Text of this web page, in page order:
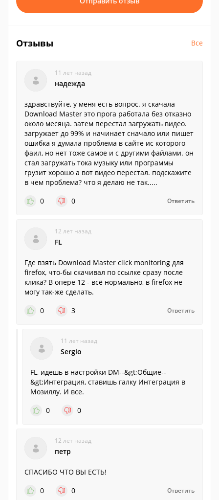
Отзывы Все
11 лет назад
надежда
здравствуйте, у меня есть вопрос. я скачала
Download Master это прога работала без отказно
около месяца. затем перестал загружать видео.
загружает до 99% и начинает сначало или пишет
ошибка я думала проблема в сайте ис которого
фаил, но нет тоже самое и с другими файлами. он
стал загружать тока музыку или программы
грузит хорошо а вот видео перестал. подскажите
в чем проблема? что я делаю не так.....
0
0 Ответить
12 лет назад
FL
Где взять Download Master click monitoring для
firefox, что-бы скачивал по ссылке сразу после
клика? В опере 12 - всё нормально, в firefox не
могу так-же сделать.
0
3 Ответить
11 лет назад
Sergio
FL, идешь в настройки DM--&gt;Общие--
&gt;Интеграция, ставишь галку Интеграция в
Мозиллу. И все.
0
0
12 лет назад
петр
СПАСИБО ЧТО ВЫ ЕСТЬ!
0
0 Ответить